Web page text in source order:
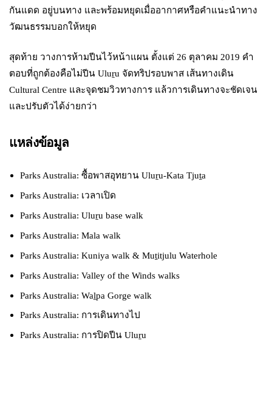
กันแดด อยู่บนทาง และพร้อมหยุดเมื่ออากาศหรือคำแนะนำทาง
วัฒนธรรมบอกให้หยุด
สุดท้าย วางการห้ามปีนไว้หน้าแผน ตั้งแต่ 26 ตุลาคม 2019 คำ
ตอบที่ถูกต้องคือไม่ปีน Uluṟu จัดทริปรอบพาส เส้นทางเดิน
Cultural Centre และจุดชมวิวทางการ แล้วการเดินทางจะชัดเจน
และปรับตัวได้ง่ายกว่า
แหล่งข้อมูล
Parks Australia: ซื้อพาสอุทยาน Uluṟu-Kata Tjuṯa
Parks Australia: เวลาเปิด
Parks Australia: Uluṟu base walk
Parks Australia: Mala walk
Parks Australia: Kuniya walk & Muṯitjulu Waterhole
Parks Australia: Valley of the Winds walks
Parks Australia: Waḻpa Gorge walk
Parks Australia: การเดินทางไป
Parks Australia: การปิดปีน Uluṟu